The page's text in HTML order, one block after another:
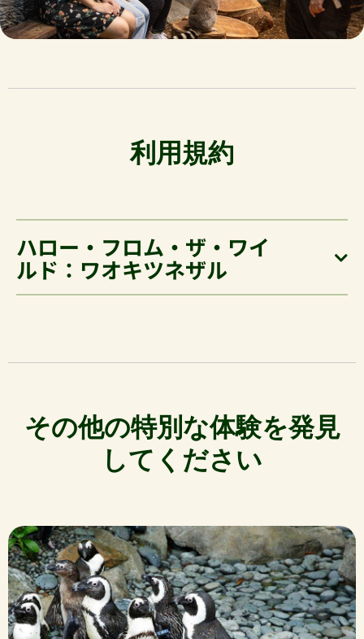
利用規約
ハロー・フロム・ザ・ワイ
ルド：ワオキツネザル
その他の特別な体験を発見
してください